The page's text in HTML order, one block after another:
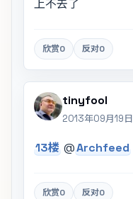
上不去了
欣赏0 反对0
tinyfool
2013年09月19日
13楼 @Archfeed
欣赏0 反对0